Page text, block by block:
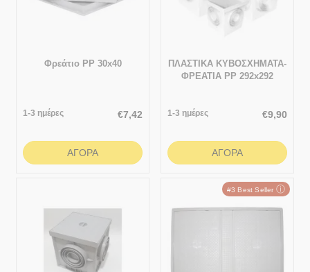
Φρεάτιο PP 30x40
1-3 ημέρες €7,42
ΑΓΟΡΆ
ΠΛΑΣΤΙΚΑ ΚΥΒΟΣΧΗΜΑΤΑ-
ΦΡΕΑΤΙΑ ΡΡ 292x292
1-3 ημέρες €9,90
ΑΓΟΡΆ
#3 Best Seller ⓘ